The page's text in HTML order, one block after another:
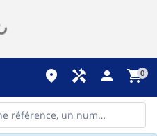
place handyman person shopping_cart0